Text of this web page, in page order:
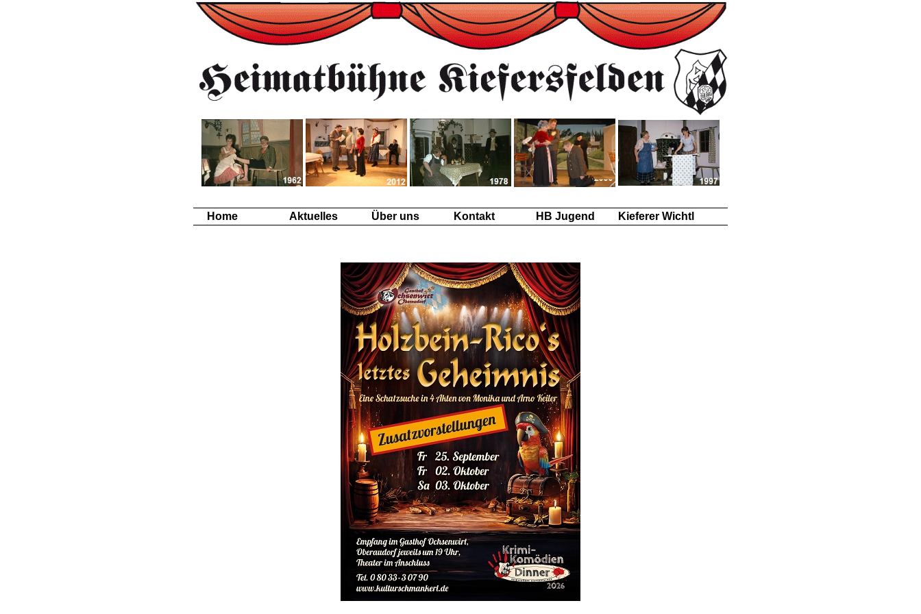
Home Aktuelles Über uns Kontakt HB Jugend Kieferer Wichtl